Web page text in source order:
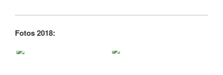
Fotos 2018: